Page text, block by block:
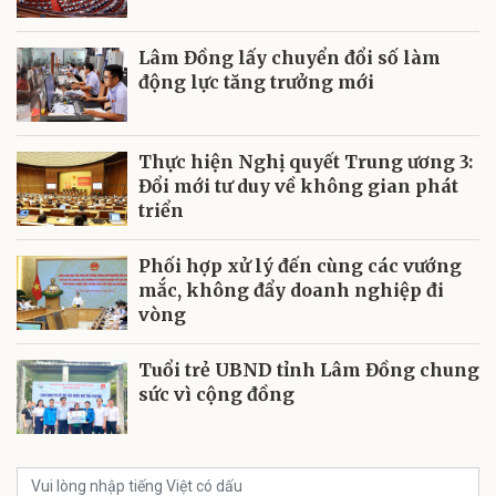
Lâm Đồng lấy chuyển đổi số làm
động lực tăng trưởng mới
Thực hiện Nghị quyết Trung ương 3:
Đổi mới tư duy về không gian phát
triển
Phối hợp xử lý đến cùng các vướng
mắc, không đẩy doanh nghiệp đi
vòng
Tuổi trẻ UBND tỉnh Lâm Đồng chung
sức vì cộng đồng